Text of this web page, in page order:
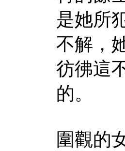
是她所
不解，
彷彿這
的。
圍觀的